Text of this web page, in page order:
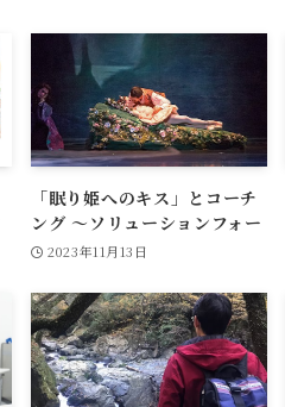
「眠り姫へのキス」とコーチ
ング ～ソリューションフォー
カスの人間観～
2023年11月13日